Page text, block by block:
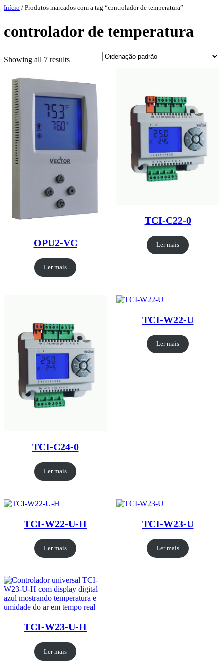
Pular
conteúdo
Início / Produtos marcados com a tag “controlador de temperatura”
controlador de temperatura
Showing all 7 results
OPU2-VC
Ler mais
TCI-C22-0
Ler mais
TCI-C24-0
Ler mais
TCI-W22-U
Ler mais
TCI-W22-U-H
Ler mais
TCI-W23-U
Ler mais
TCI-W23-U-H
Ler mais